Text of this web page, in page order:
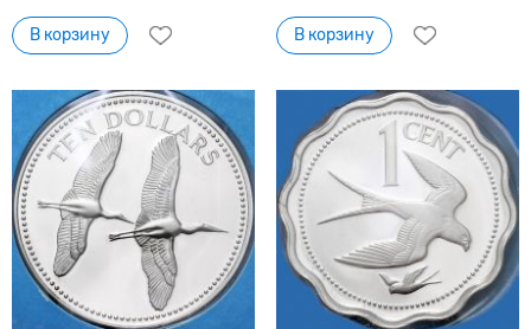
В корзину В корзину